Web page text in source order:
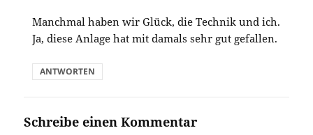
Manchmal haben wir Glück, die Technik und ich.
Ja, diese Anlage hat mit damals sehr gut gefallen.
ANTWORTEN
Schreibe einen Kommentar